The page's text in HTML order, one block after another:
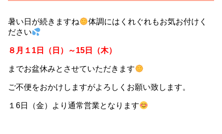
暑い日が続きますね
体調にはくれぐれもお気お付けく
ださい
８月１1 日（日）～15日（木）
までお盆休みとさせていただきます
ご不便をおかけしますがよろしくお願い致します。
１6日（金）より通常営業となります